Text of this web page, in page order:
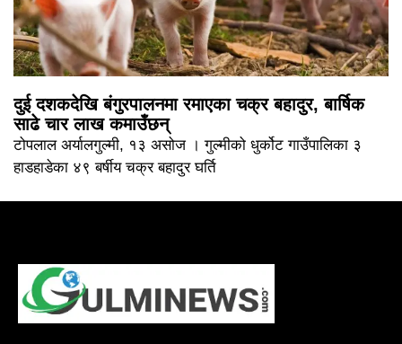
दुई दशकदेखि बंगुरपालनमा रमाएका चक्र बहादुर, बार्षिक
साढे चार लाख कमाउँछन्
टोपलाल अर्यालगुल्मी, १३ असोज । गुल्मीको धुर्कोट गाउँपालिका ३
हाडहाडेका ४९ बर्षीय चक्र बहादुर घर्ति